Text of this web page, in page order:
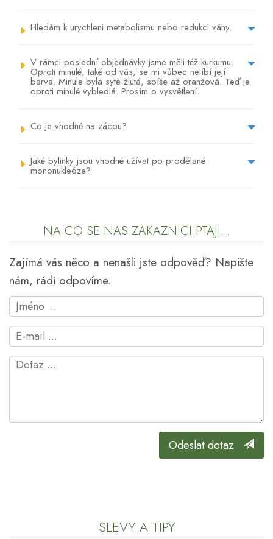
Hledám k urychleni metabolismu nebo redukci váhy.
V rámci poslední objednávky jsme měli též kurkumu.
Oproti minulé, také od vás, se mi vůbec nelíbí její
barva. Minule byla sytě žlutá, spíše až oranžová. Teď je
oproti minulé vybledlá. Prosím o vysvětlení.
Co je vhodné na zácpu?
Jaké bylinky jsou vhodné užívat po prodělané
mononukleóze?
NA CO SE NÁS ZÁKAZNÍCI PTAJÍ...
Zajímá vás něco a nenašli jste odpověď? Napište
nám, rádi odpovíme.
Odeslat dotaz
SLEVY A TIPY